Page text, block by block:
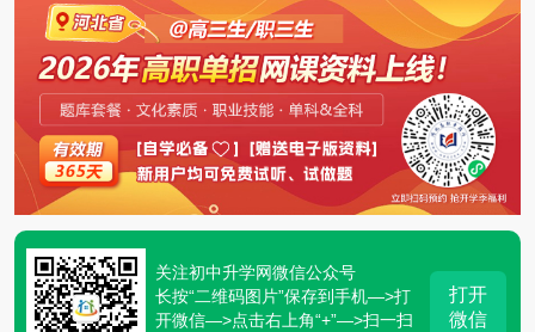
关注初中升学网微信公众号
长按“二维码图片”保存到手机—>打
开微信—>点击右上角“+”—>扫一扫
打开
微信